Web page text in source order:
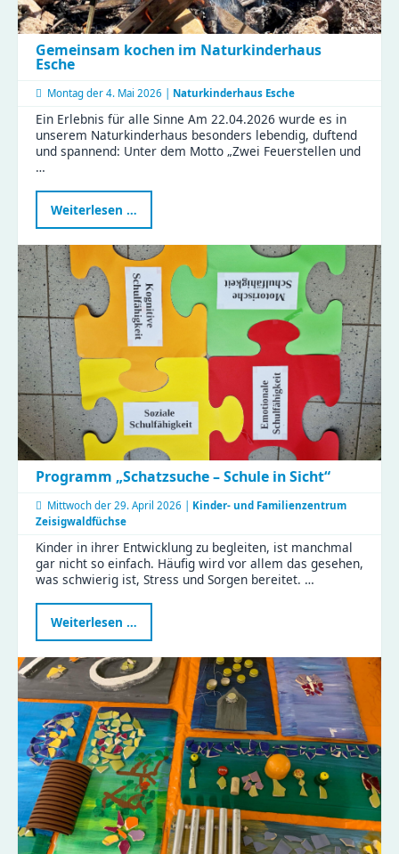
Gemeinsam kochen im Naturkinderhaus
Esche
Montag der 4. Mai 2026 | Naturkinderhaus Esche
Ein Erlebnis für alle Sinne Am 22.04.2026 wurde es in
unserem Naturkinderhaus besonders lebendig, duftend
und spannend: Unter dem Motto „Zwei Feuerstellen und
…
Weiterlesen …
kochen
Naturkinderhaus
Esche
Programm „Schatzsuche – Schule in Sicht“
Mittwoch der 29. April 2026 | Kinder- und Familienzentrum
Zeisigwaldfüchse
Kinder in ihrer Entwicklung zu begleiten, ist manchmal
gar nicht so einfach. Häufig wird vor allem das gesehen,
was schwierig ist, Stress und Sorgen bereitet. …
Weiterlesen …
„Schatzsuche
–
Schule
in
Sicht“